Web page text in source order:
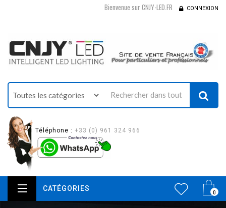
Bienvenue sur CNJY-LED.FR CONNEXION
Téléphone : +33 (0) 961 324 966
0
CATÉGORIES